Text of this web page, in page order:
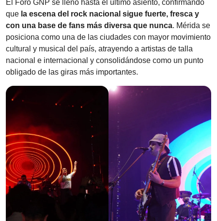
El Foro GNP se llenó hasta el último asiento, confirmando
que la escena del rock nacional sigue fuerte, fresca y
con una base de fans más diversa que nunca. Mérida se
posiciona como una de las ciudades con mayor movimiento
cultural y musical del país, atrayendo a artistas de talla
nacional e internacional y consolidándose como un punto
obligado de las giras más importantes.